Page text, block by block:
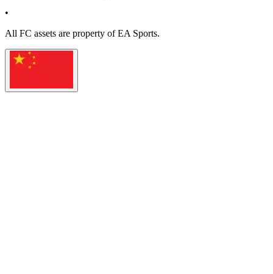
•
All FC assets are property of EA Sports.